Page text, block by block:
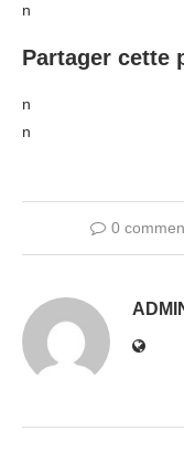
n
Partager cette
n
n
0